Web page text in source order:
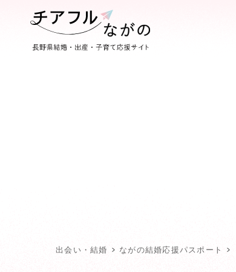
出会い・結婚 ながの結婚応援パスポート